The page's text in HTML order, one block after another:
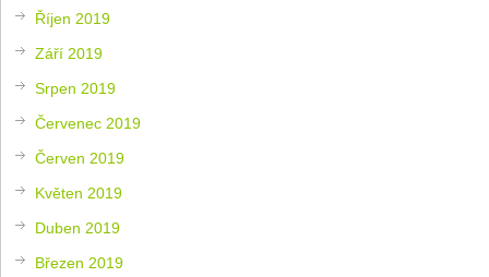
Říjen 2019
Září 2019
Srpen 2019
Červenec 2019
Červen 2019
Květen 2019
Duben 2019
Březen 2019